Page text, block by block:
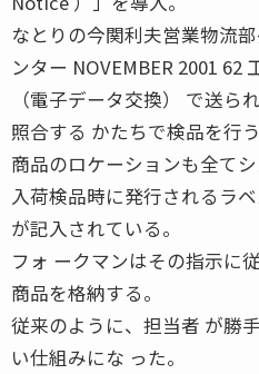
なとりの今関利夫営業物流
ンター NOVEMBER 2001 62
（電子データ交換） で送ら
照合する かたちで検品を行う
商品のロケーションも全て
入荷検品時に発行されるラ
が記入されている。
フォ ークマンはその指示に
商品を格納する。
従来のように、担当者 が勝
い仕組みにな った。